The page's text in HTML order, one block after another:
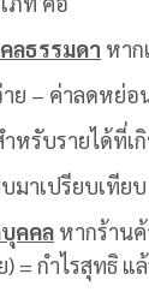
ลธรรมดา หา
าย – ค่าลดหย่
ำหรับรายได้ที่
มาเปรียบเที
คคล หากร้าน
) = กำไรสุทธิ